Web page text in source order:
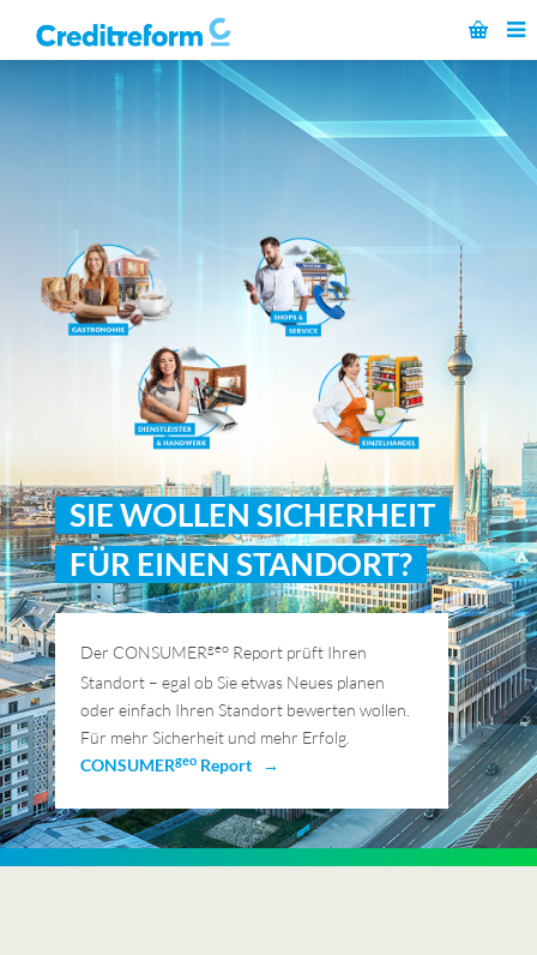
Der CONSUMERgeo Report prüft Ihren
Standort – egal ob Sie etwas Neues planen
oder einfach Ihren Standort bewerten wollen.
Für mehr Sicherheit und mehr Erfolg.
CONSUMERgeo Report →
FÜR EINEN STANDORT?
SIE WOLLEN SICHERHEIT